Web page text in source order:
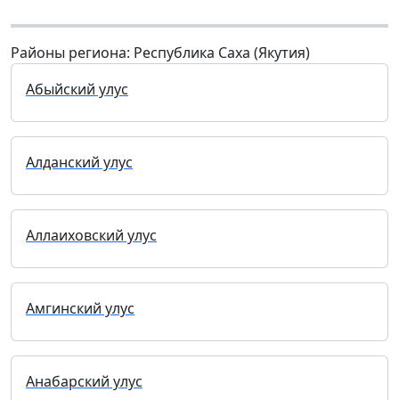
Районы региона: Республика Саха (Якутия)
Абыйский улус
Алданский улус
Аллаиховский улус
Амгинский улус
Анабарский улус